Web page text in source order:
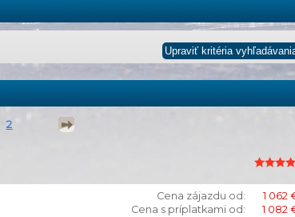
2
Cena zájazdu od:
1 062
Cena s príplatkami od:
1 082